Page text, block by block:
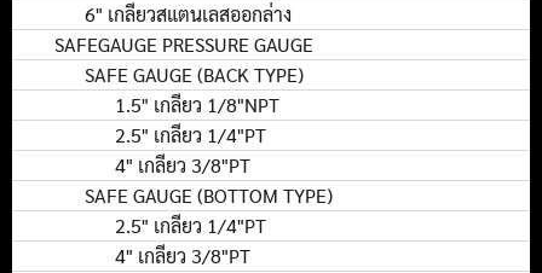
6" เกลียวสแตนเลสออกล่าง
SAFEGAUGE PRESSURE GAUGE
SAFE GAUGE (BACK TYPE)
1.5" เกลียว 1/8"NPT
2.5" เกลียว 1/4"PT
4" เกลียว 3/8"PT
SAFE GAUGE (BOTTOM TYPE)
2.5" เกลียว 1/4"PT
4" เกลียว 3/8"PT